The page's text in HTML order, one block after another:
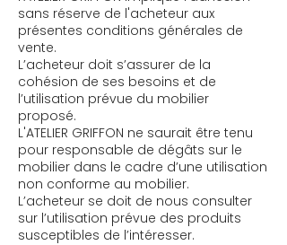
sans réserve de l'acheteur aux
présentes conditions générales de
vente.
L’acheteur doit s’assurer de la
cohésion de ses besoins et de
l’utilisation prévue du mobilier
proposé.
L'ATELIER GRIFFON ne saurait être tenu
pour responsable de dégâts sur le
mobilier dans le cadre d’une utilisation
non conforme au mobilier.
L’acheteur se doit de nous consulter
sur l’utilisation prévue des produits
susceptibles de l’intéresser.